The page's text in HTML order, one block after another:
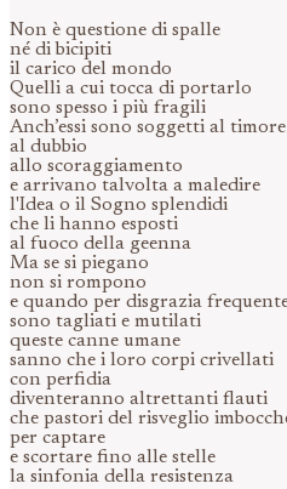
Non è questione di spalle
né di bicipiti
il carico del mondo
Quelli a cui tocca di portarlo
sono spesso i più fragili
Anch’essi sono soggetti al timore
al dubbio
allo scoraggiamento
e arrivano talvolta a maledire
l'Idea o il Sogno splendidi
che li hanno esposti
al fuoco della geenna
Ma se si piegano
non si rompono
e quando per disgrazia
sono tagliati e mutilati
queste canne umane
sanno che i loro corpi crivellati
con perfidia
diventeranno altrettanti flauti
che pastori del risveglio
per captare
e scortare fino alle stelle
la sinfonia della resistenza